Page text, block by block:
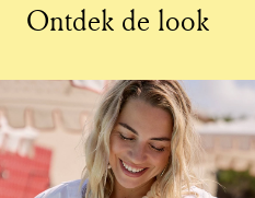
Ontdek de look